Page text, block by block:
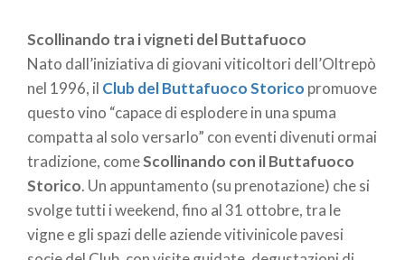
nasce.Cantine Aperte in vendemmia, organizzato
dalMovimento del Turismo del Vino Lombardia,
rappresenta un’occasione per conoscere i vini e la
storia dei suoi produttori nel territorio.
La “fabbrica” del vino apre i propri spazi a tutti, non
solo per un imperdibile brindisi in vigna ma anche per
partecipare attivamente all’emozione della raccolta
dell’uva e della pigiatura. In Valcalepio, nelle zone del
Garda (Valtenesi, Lugana) e dei colli morenici
Scollinando tra i vigneti del Buttafuoco
Nato dall’iniziativa di giovani viticoltori dell’Oltrepò
nel 1996, il Club del Buttafuoco Storico promuove
questo vino “capace di esplodere in una spuma
compatta al solo versarlo” con eventi divenuti ormai
tradizione, comeScollinando con il Buttafuoco
Storico. Un appuntamento (su prenotazione) che si
svolge tutti i weekend, fino al 31 ottobre, tra le
vigne e gli spazi delle aziende vitivinicole pavesi